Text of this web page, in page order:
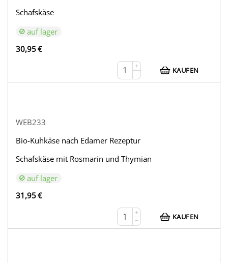
Schafskäse
auf lager
30,95€
+
−
KAUFEN
WEB233
Bio-Kuhkäse nach Edamer Rezeptur
Schafskäse mit Rosmarin und Thymian
auf lager
31,95€
+
−
KAUFEN